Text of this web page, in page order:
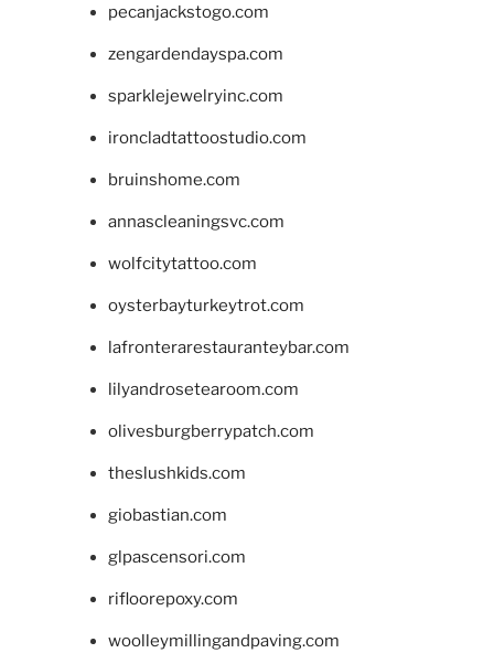
pecanjackstogo.com
zengardendayspa.com
sparklejewelryinc.com
ironcladtattoostudio.com
bruinshome.com
annascleaningsvc.com
wolfcitytattoo.com
oysterbayturkeytrot.com
lafronterarestauranteybar.com
lilyandrosetearoom.com
olivesburgberrypatch.com
theslushkids.com
giobastian.com
glpascensori.com
rifloorepoxy.com
woolleymillingandpaving.com